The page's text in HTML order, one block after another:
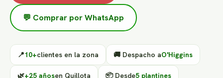
💬 Comprar por WhatsApp
📍10+clientes en la zona 🚚 Despacho aO'Higgins
🌿+25 añosen Quillota 📦 Desde5 plantines